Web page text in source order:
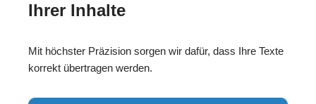
Ihrer Inhalte
Mit höchster Präzision sorgen wir dafür, dass Ihre Texte
korrekt übertragen werden.